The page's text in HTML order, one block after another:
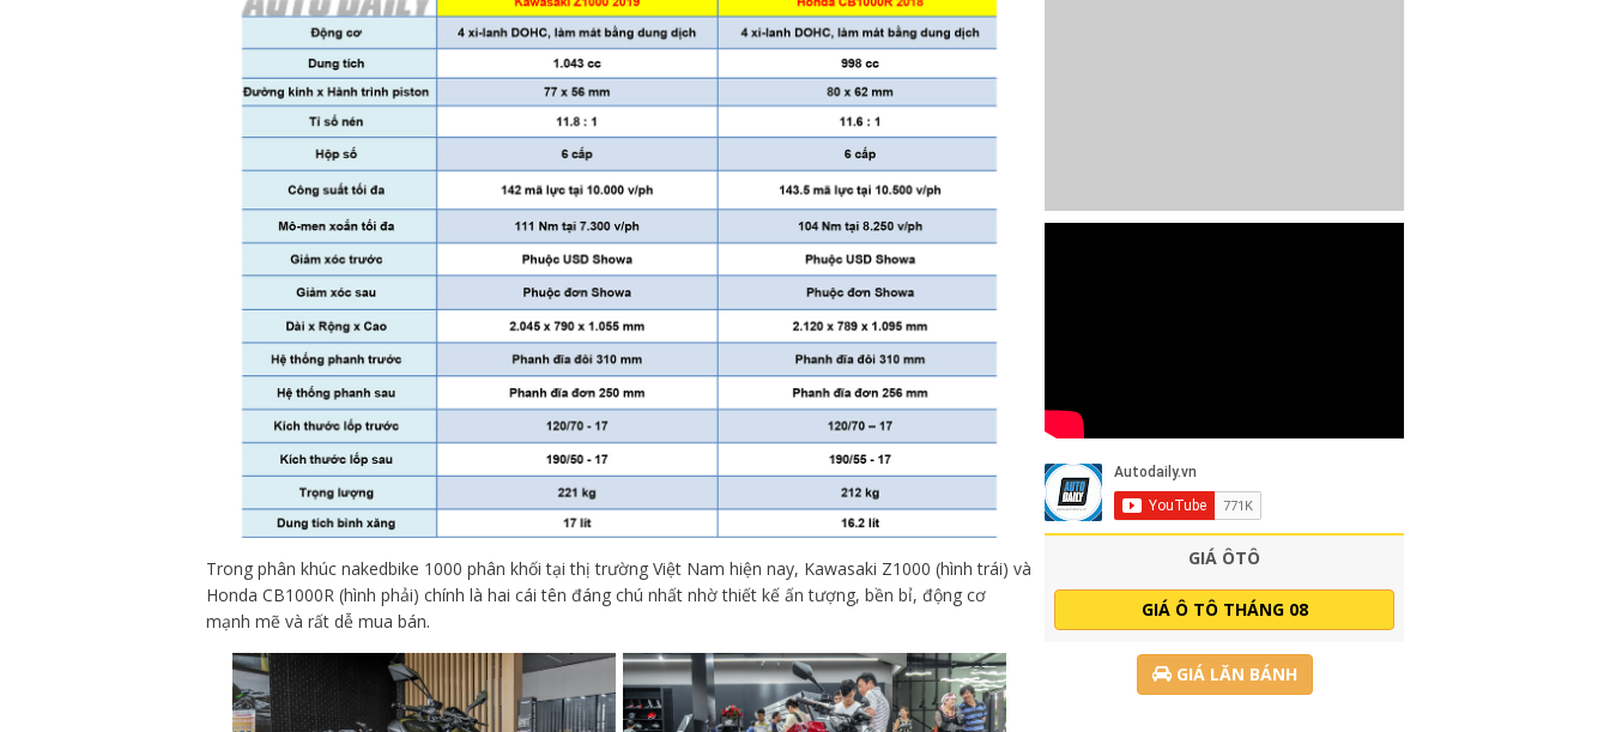
Trong phân khúc nakedbike 1000 phân khối tại thị trường Việt Nam hiện nay, Kawasaki Z1000 (hình trái) và
Honda CB1000R (hình phải) chính là hai cái tên đáng chú nhất nhờ thiết kế ấn tượng, bền bỉ, động cơ
mạnh mẽ và rất dễ mua bán.
GIÁ ÔTÔ
GIÁ Ô TÔ THÁNG 08
GIÁ LĂN BÁNH